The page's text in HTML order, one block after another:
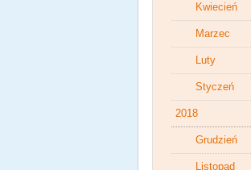
Kwiecień
Marzec
Luty
Styczeń
2018
Grudzień
Listopad